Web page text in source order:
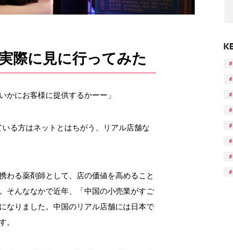
際に見に行ってみた
かにお客様に提供するかーー」
る方はネットとはちがう、リアル店舗な
わる薬剤師として、店の価値を高めること
そんななかで近年、「中国の小売業がすご
なりました。中国のリアル店舗には日本で
。